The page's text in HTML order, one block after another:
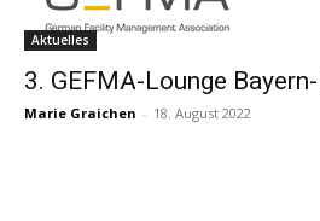
Aktuelles
3. GEFMA-Lounge
Marie Graichen - 18. August 2022